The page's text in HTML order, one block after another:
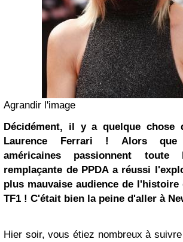
Agrandir l'image
Décidément, il y a quelque chose
Laurence Ferrari ! Alors que
américaines passionnent
remplaçante de PPDAa réussi
plus mauvaise audience de l'histoire
TF1 ! C'était bien la peine d'aller à
Hier soir, vous étiez nombreux à